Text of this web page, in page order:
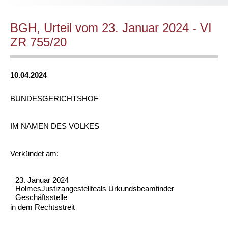
BGH, Urteil vom 23. Januar 2024 - VI
ZR 755/20
10.04.2024
BUNDESGERICHTSHOF
IM NAMEN DES VOLKES
Verkündet am:
23. Januar 2024
HolmesJustizangestellteals Urkundsbeamtinder
Geschäftsstelle
in dem Rechtsstreit